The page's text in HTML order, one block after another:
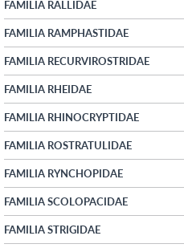
FAMILIA RALLIDAE
FAMILIA RAMPHASTIDAE
FAMILIA RECURVIROSTRIDAE
FAMILIA RHEIDAE
FAMILIA RHINOCRYPTIDAE
FAMILIA ROSTRATULIDAE
FAMILIA RYNCHOPIDAE
FAMILIA SCOLOPACIDAE
FAMILIA STRIGIDAE